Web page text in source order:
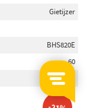
Gietijzer
BHS820E
60
€ 36,30